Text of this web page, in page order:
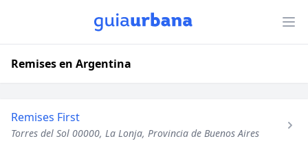
Remises en Argentina
Remises First
Torres del Sol 00000, La Lonja, Provincia de Buenos Aires